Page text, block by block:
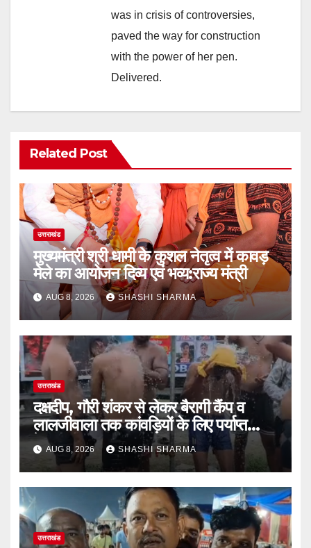
was in crisis of controversies,
paved the way for construction
with the power of her pen.
Delivered.
Related Post
उत्तराखंड
मुख्यमंत्री श्री धामी के कुशल नेतृत्व में कावड़
मेले का आयोजन दिव्य एवं भव्य:राज्य मंत्री
AUG 8, 2026 SHASHI SHARMA
उत्तराखंड
दक्षदीप, गौरी शंकर से लेकर बैरागी कैंप व
लालजीवाला तक कांवड़ियों के लिए पर्याप्त
पेयजल व्यवस्था
AUG 8, 2026 SHASHI SHARMA
उत्तराखंड